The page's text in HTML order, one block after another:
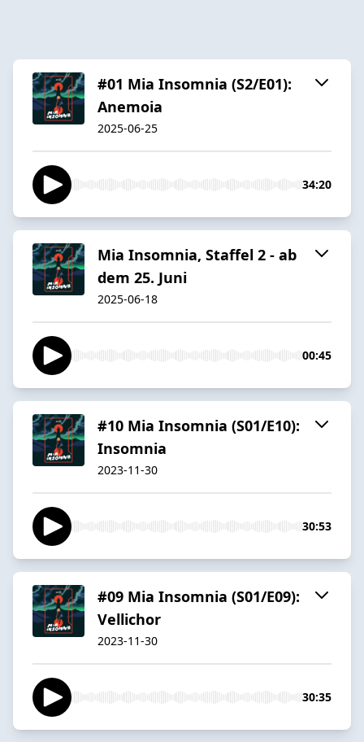
#01 Mia Insomnia (S2/E01):
Anemoia
2025-06-25
34:20
Mia Insomnia, Staffel 2 - ab
dem 25. Juni
2025-06-18
00:45
#10 Mia Insomnia (S01/E10):
Insomnia
2023-11-30
30:53
#09 Mia Insomnia (S01/E09):
Vellichor
2023-11-30
30:35